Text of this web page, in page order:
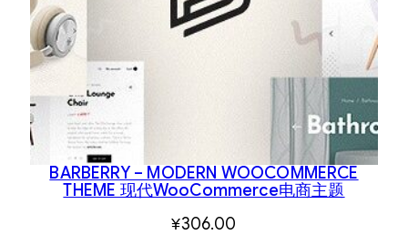
BARBERRY – MODERN WOOCOMMERCE
THEME 现代WooCommerce电商主题
¥306.00